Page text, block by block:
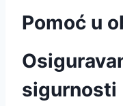
Pomoć u
sigurnosti